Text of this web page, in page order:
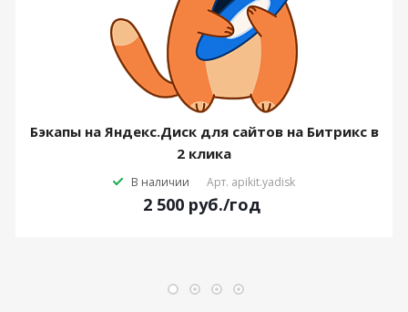
Бэкапы на Яндекс.Диск для сайтов на Битрикс в
2 клика
В наличии Арт. apikit.yadisk
2 500 руб./год